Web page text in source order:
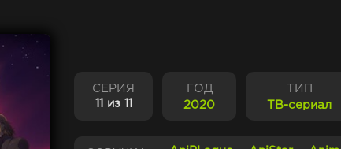
СЕРИЯ
11 из 11
ГОД
2020
ТИП
ТВ-сериал